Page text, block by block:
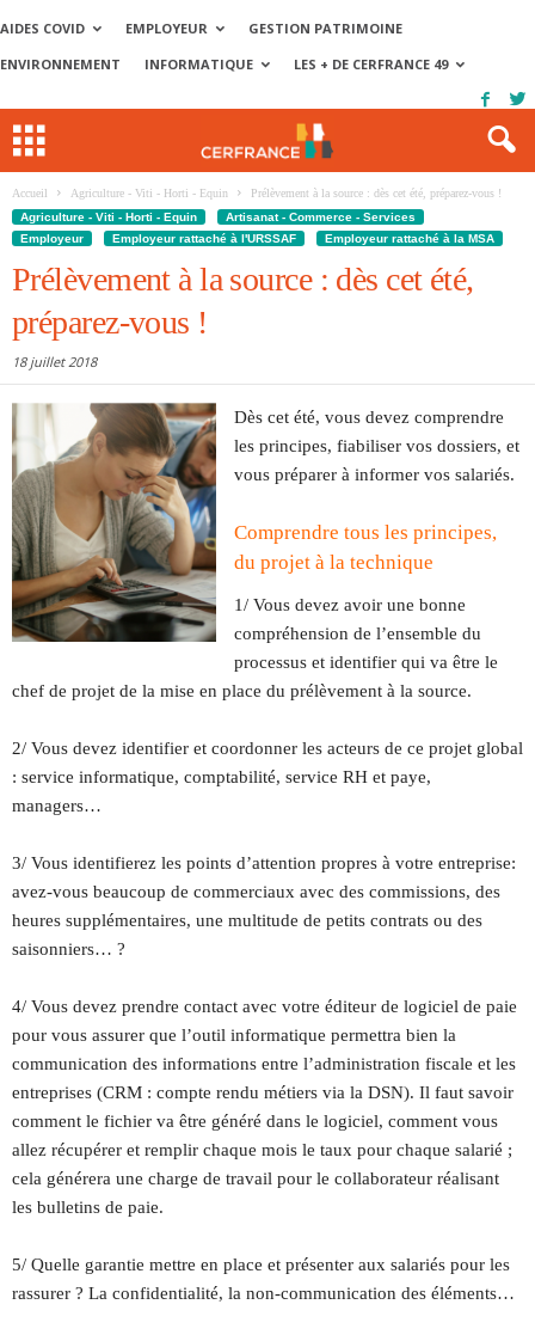
AIDES COVID EMPLOYEUR
GESTION PATRIMOINE
ENVIRONNEMENT
INFORMATIQUE LES + DE CERFRANCE 49
Accueil Agriculture - Viti - Horti - Equin
Prélèvement à la source : dès cet été, préparez-vous !
Agriculture - Viti - Horti - Equin
Artisanat - Commerce - Services
Employeur
Employeur rattaché à l'URSSAF Employeur rattaché à la MSA
Prélèvement à la source : dès cet été,
préparez-vous !
18 juillet 2018
Dès cet été, vous devez comprendre
les principes, fiabiliser vos dossiers, et
vous préparer à informer vos salariés.
Comprendre tous les principes,
du projet à la technique
1/ Vous devez avoir une bonne
compréhension de l’ensemble du
processus et identifier qui va être le
chef de projet de la mise en place du prélèvement à la source.
2/ Vous devez identifier et coordonner les acteurs de ce projet global
: service informatique, comptabilité, service RH et paye,
managers…
3/ Vous identifierez les points d’attention propres à votre entreprise:
avez-vous beaucoup de commerciaux avec des commissions, des
heures supplémentaires, une multitude de petits contrats ou des
saisonniers… ?
4/ Vous devez prendre contact avec votre éditeur de logiciel de paie
pour vous assurer que l’outil informatique permettra bien la
communication des informations entre l’administration fiscale et les
entreprises (CRM : compte rendu métiers via la DSN). Il faut savoir
comment le fichier va être généré dans le logiciel, comment vous
allez récupérer et remplir chaque mois le taux pour chaque salarié ;
cela générera une charge de travail pour le collaborateur réalisant
les bulletins de paie.
5/ Quelle garantie mettre en place et présenter aux salariés pour les
rassurer ? La confidentialité, la non-communication des éléments…